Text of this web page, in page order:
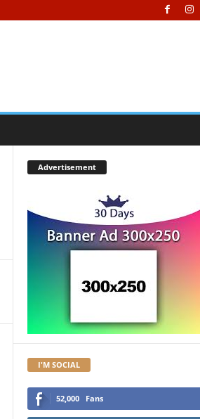
Advertisement
I'M SOCIAL
52,000 Fans